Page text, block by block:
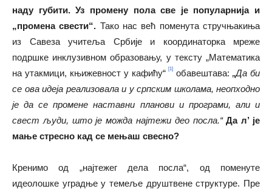
наду губити. Уз промену пола све је популарнија и
„промена свести“. Тако нас већ поменута стручњакиња
из Савеза учитеља Србије и координаторка мреже
подршке инклузивном образовању, у тексту „Математика
на утакмици, књижевност у кафићу“ [1] обавештава: „Да би
се ова идеја реализовала и у српским школама, неопходно
је да се промене наставни планови и програми, али и
свест људи, што је можда најтежи део посла.“ Да л’ је
мање стресно кад се мењаш свесно?
Кренимо од „најтежег дела посла“, од поменуте
идеолошке уградње у темеље друштвене структуре. Пре